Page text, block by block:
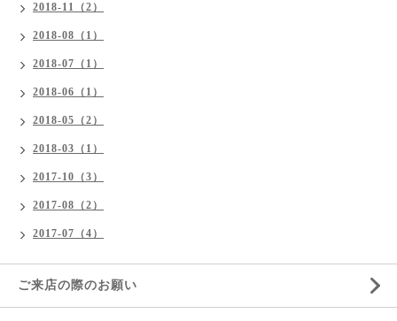
2018-11（2）
2018-08（1）
2018-07（1）
2018-06（1）
2018-05（2）
2018-03（1）
2017-10（3）
2017-08（2）
2017-07（4）
ご来店の際のお願い